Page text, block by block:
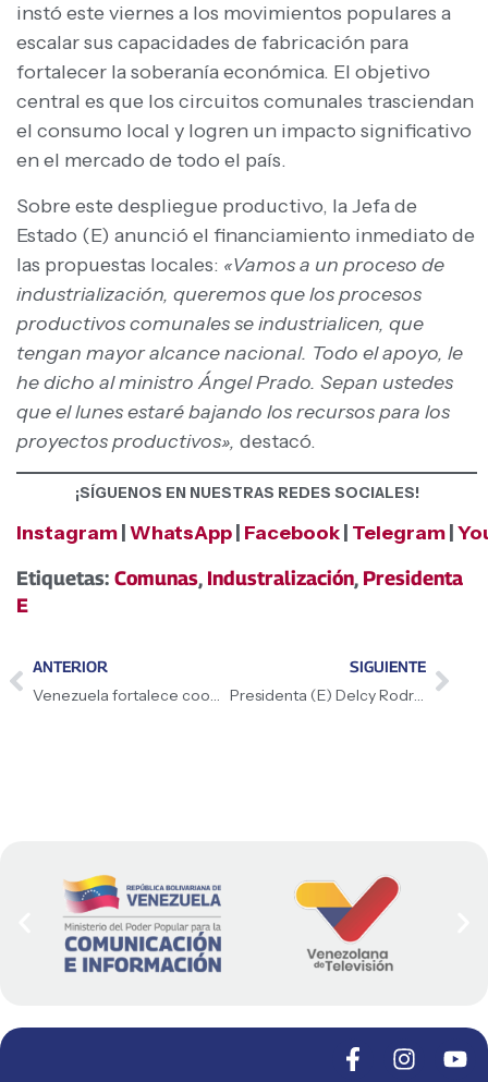
instó este viernes a los movimientos populares a
escalar sus capacidades de fabricación para
fortalecer la soberanía económica. El objetivo
central es que los circuitos comunales trasciendan
el consumo local y logren un impacto significativo
en el mercado de todo el país.
Sobre este despliegue productivo, la Jefa de
Estado (E) anunció el financiamiento inmediato de
las propuestas locales: «Vamos a un proceso de
industrialización, queremos que los procesos
productivos comunales se industrialicen, que
tengan mayor alcance nacional. Todo el apoyo, le
he dicho al ministro Ángel Prado. Sepan ustedes
que el lunes estaré bajando los recursos para los
proyectos productivos», destacó.
¡SÍGUENOS EN NUESTRAS REDES SOCIALES!
Instagram WhatsApp Facebook Telegram
Etiquetas: Comunas, Industralización, Presidenta
E
ANTERIOR
Venezuela fortalece cooperación espacial en América Latina
SIGUIENTE
Presidenta (E) Delcy Rodríguez: Comuna El Maizal se ha convertido en modelo para la construcción comunal de Venezuela